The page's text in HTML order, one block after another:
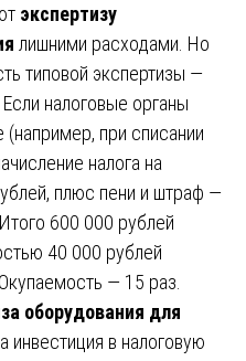
экспертизу
лишними расходами. Но
типовой экспертизы —
налоговые органы
при списании
налога на
плюс пени и штраф —
600 000 рублей
40 000 рублей
— 15 раз.
оборудования для
инвестиция в налоговую